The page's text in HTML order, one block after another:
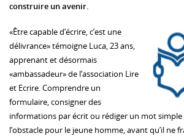
construire un avenir.
«Être capable d’écrire, c’est une
délivrance» témoigne Luca, 23 ans,
apprenant et désormais
«ambassadeur» de l’association Lire
et Ecrire. Comprendre un
formulaire, consigner des
informations par écrit ou rédiger un mot
l’obstacle pour le jeune homme, avant qu’il ne